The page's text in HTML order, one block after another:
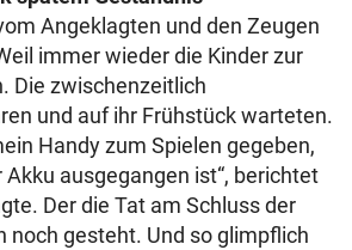
Angeklagten und den Zeugen
immer wieder die Kinder zur
Die zwischenzeitlich
und auf ihr Frühstück warteten.
Handy zum Spielen gegeben,
ausgegangen ist“, berichtet
Der die Tat am Schluss der
noch gesteht. Und so glimpflich